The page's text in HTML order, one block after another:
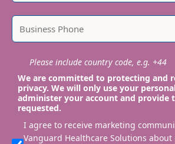
Please include country code, e.g. +44
We are committed to protecting and
privacy. We will only use your
administer your account and provide
requested.
I agree to receive marketing
Vanguard Healthcare Solutions